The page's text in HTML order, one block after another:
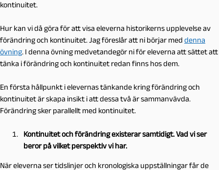
kontinuitet.
Hur kan vi då göra för att visa eleverna historikerns upplevelse av
förändring och kontinuitet. Jag föreslår att ni börjar med denna
övning. I denna övning medvetandegör ni för eleverna att sättet att
tänka i förändring och kontinuitet redan finns hos dem.
En första hållpunkt i elevernas tänkande kring förändring och
kontinuitet är skapa insikt i att dessa två är sammanvävda.
Förändring sker parallellt med kontinuitet.
Kontinuitet och förändring existerar samtidigt. Vad vi ser
beror på vilket perspektiv vi har.
När eleverna ser tidslinjer och kronologiska uppställningar får de